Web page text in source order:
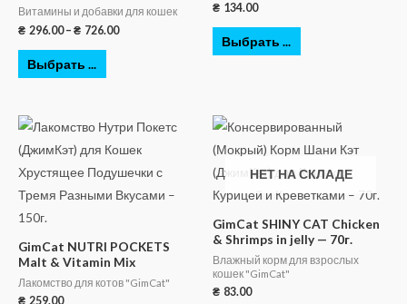
Витамины и добавки для кошек
₴ 296.00– ₴ 726.00
Выбрать ...
₴ 134.00
Выбрать ...
GimCat NUTRI POCKETS
Malt & Vitamin Mix
Лакомство для котов "GimCat"
₴ 259.00
НЕТ НА СКЛАДЕ
GimCat SHINY CAT Chicken
& Shrimps in jelly — 70г.
Влажный корм для взрослых
кошек "GimCat"
₴ 83.00